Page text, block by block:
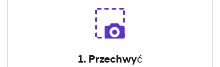
1. Przechwyć